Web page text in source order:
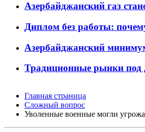
Азербайджанский газ
Диплом без работы:
Азербайджанский
Традиционные рынки под
Главная страница
Сложный вопрос
Уволенные военные могли